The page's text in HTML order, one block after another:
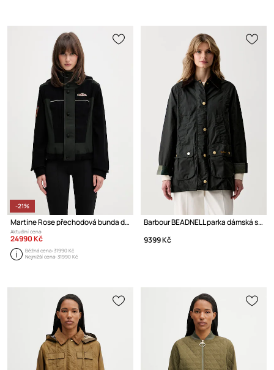
-21%
Martine Rose přechodová bunda dámská
Aktuální cena:
24990 Kč
Běžná cena:31990 Kč
Nejnižší cena:31990 Kč
Barbour BEADNELL parka dámská s bavlnou
9399 Kč